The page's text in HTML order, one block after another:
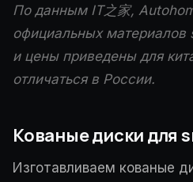
По данным IT之家,
официальных материалов
и цены приведены для
отличаться в России.
Кованые диски для
Изготавливаем кованые